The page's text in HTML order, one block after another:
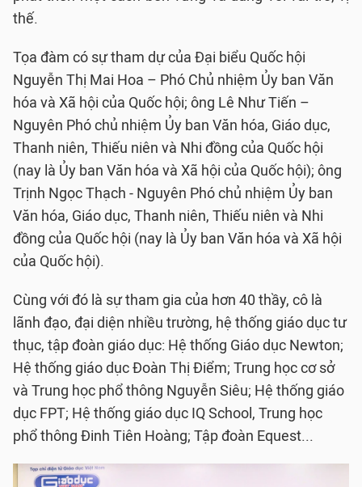
thế.
Tọa đàm có sự tham dự của Đại biểu Quốc hội
Nguyễn Thị Mai Hoa – Phó Chủ nhiệm Ủy ban Văn
hóa và Xã hội của Quốc hội; ông Lê Như Tiến –
Nguyên Phó chủ nhiệm Ủy ban Văn hóa, Giáo dục,
Thanh niên, Thiếu niên và Nhi đồng của Quốc hội
(nay là Ủy ban Văn hóa và Xã hội của Quốc hội); ông
Trịnh Ngọc Thạch - Nguyên Phó chủ nhiệm Ủy ban
Văn hóa, Giáo dục, Thanh niên, Thiếu niên và Nhi
đồng của Quốc hội (nay là Ủy ban Văn hóa và Xã hội
của Quốc hội).
Cùng với đó là sự tham gia của hơn 40 thầy, cô là
lãnh đạo, đại diện nhiều trường, hệ thống giáo dục tư
thục, tập đoàn giáo dục: Hệ thống Giáo dục Newton;
Hệ thống giáo dục Đoàn Thị Điểm; Trung học cơ sở
và Trung học phổ thông Nguyễn Siêu; Hệ thống giáo
dục FPT; Hệ thống giáo dục IQ School, Trung học
phổ thông Đinh Tiên Hoàng; Tập đoàn Equest...